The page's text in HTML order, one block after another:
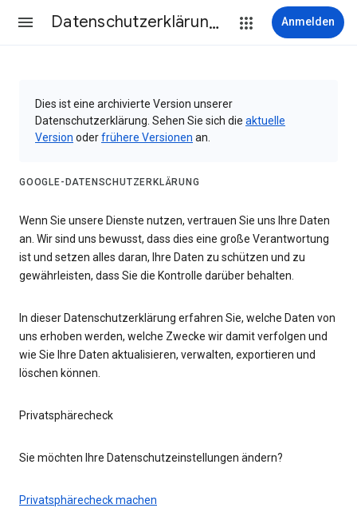
Datenschutzerklärung & Nutzungsbedingungen Anmelden
Dies ist eine archivierte Version unserer
Datenschutzerklärung. Sehen Sie sich die aktuelle
Version oderfrühere Versionen an.
GOOGLE-DATENSCHUTZERKLÄRUNG
Wenn Sie unsere Dienste nutzen, vertrauen Sie uns Ihre Daten
an. Wir sind uns bewusst, dass dies eine große Verantwortung
ist und setzen alles daran, Ihre Daten zu schützen und zu
gewährleisten, dass Sie die Kontrolle darüber behalten.
In dieser Datenschutzerklärung erfahren Sie, welche Daten von
uns erhoben werden, welche Zwecke wir damit verfolgen und
wie Sie Ihre Daten aktualisieren, verwalten, exportieren und
löschen können.
Privatsphärecheck
Sie möchten Ihre Datenschutzeinstellungen ändern?
Privatsphärecheck machen